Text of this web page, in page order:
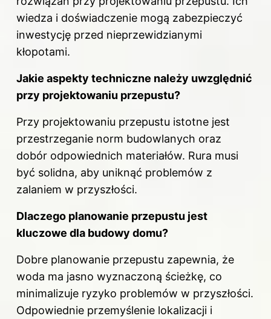
wiedza i doświadczenie mogą zabezpieczyć
inwestycję przed nieprzewidzianymi
kłopotami.
Jakie aspekty techniczne należy uwzględnić
przy projektowaniu przepustu?
Przy projektowaniu przepustu istotne jest
przestrzeganie norm budowlanych oraz
dobór odpowiednich materiałów. Rura musi
być solidna, aby uniknąć problemów z
zalaniem w przyszłości.
Dlaczego planowanie przepustu jest
kluczowe dla budowy domu?
Dobre planowanie przepustu zapewnia, że
woda ma jasno wyznaczoną ścieżkę, co
minimalizuje ryzyko problemów w przyszłości.
Odpowiednie przemyślenie lokalizacji i